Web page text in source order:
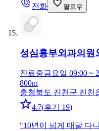
전화 팔로우
성심흉부외과의원
진료중금요일 09:00 ~
800m
충청북도 진천군 진천
4.7(후기 19)
"10년이 넘게 매달 다